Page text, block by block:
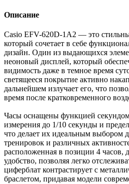
Описание
Casio EFV-620D-1A2 — это
который сочетает в себе
дизайн. Один из выдающихся
неоновый дисплей, который
видимость даже в темное время
светящееся покрытие активно
дальнейшем излучает его, что
время после кратковременного
Часы оснащены функцией
измерения до 1/10 секунды и
что делает их идеальным выбором
тренировок и различных
расположенная в позиции 4 часов,
удобство, позволяя легко
циферблат контрастирует с
браслетом, придавая модели